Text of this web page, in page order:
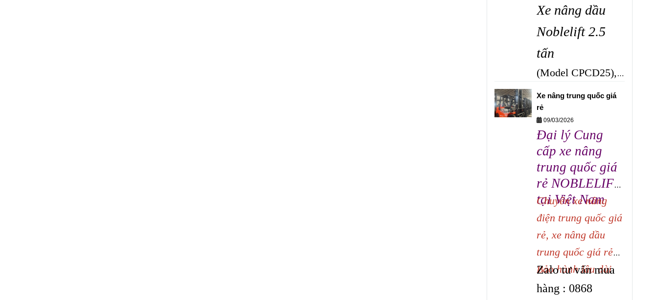
tốt nhất tại Đại
lý Xe Nâng Việt
Miền Nam -
0868 405519 Ms
Trang.
Xe nâng dầu
Noblelift 2.5
tấn
(Model CPCD25),
Xe nâng chạy dầu
trung quốc chất
lượng cao cấp, Bảo
hành dài hạn. Hàng
có sẵn - Giao xe
ngay Liên hệ Ms
Trang 0868 405519
Mua bán xe nâng
dầu 2.5 tấn chính
hãng.
Xe nâng trung quốc giá
rẻ
09/03/2026
Đại lý Cung
cấp xe nâng
trung quốc giá
rẻ NOBLELIFT
tại Việt Nam
Chuyên xe nâng
điện trung quốc giá
rẻ, xe nâng dầu
trung quốc giá rẻ
Bảo hành lâu dài
Zalo tư vấn mua
hàng : 0868